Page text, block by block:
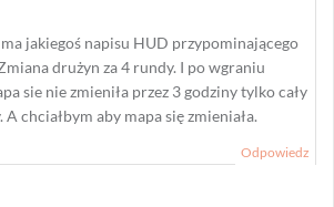
jakiegoś napisu HUD przypominającego
drużyn za 4 rundy. I po wgraniu
sie nie zmieniła przez 3 godziny tylko cały
A chciałbym aby mapa się zmieniała.
Odpowiedz